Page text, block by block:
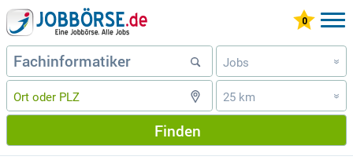
Jobs »
25 km »
Finden